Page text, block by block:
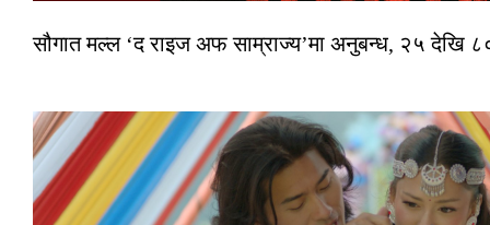
सौगात मल्ल ‘द राइज अफ साम्राज्य’मा अनुबन्ध, २५ देखि